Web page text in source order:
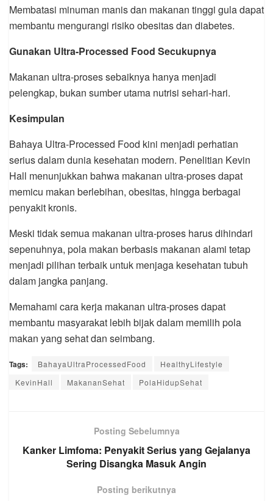
Membatasi minuman manis dan makanan tinggi gula dapat
membantu mengurangi risiko obesitas dan diabetes.
Gunakan Ultra-Processed Food Secukupnya
Makanan ultra-proses sebaiknya hanya menjadi
pelengkap, bukan sumber utama nutrisi sehari-hari.
Kesimpulan
Bahaya Ultra-Processed Food kini menjadi perhatian
serius dalam dunia kesehatan modern. Penelitian Kevin
Hall menunjukkan bahwa makanan ultra-proses dapat
memicu makan berlebihan, obesitas, hingga berbagai
penyakit kronis.
Meski tidak semua makanan ultra-proses harus dihindari
sepenuhnya, pola makan berbasis makanan alami tetap
menjadi pilihan terbaik untuk menjaga kesehatan tubuh
dalam jangka panjang.
Memahami cara kerja makanan ultra-proses dapat
membantu masyarakat lebih bijak dalam memilih pola
makan yang sehat dan seimbang.
Tags: BahayaUltraProcessedFood
HealthyLifestyle
KevinHall
MakananSehat PolaHidupSehat
Posting Sebelumnya
Kanker Limfoma: Penyakit Serius yang Gejalanya
Sering Disangka Masuk Angin
Posting berikutnya